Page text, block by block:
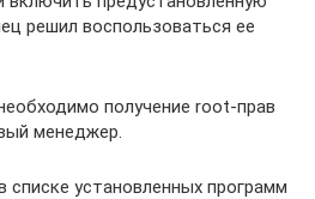
решил воспользоваться ее
получение root-прав
менеджер.
установленных программ